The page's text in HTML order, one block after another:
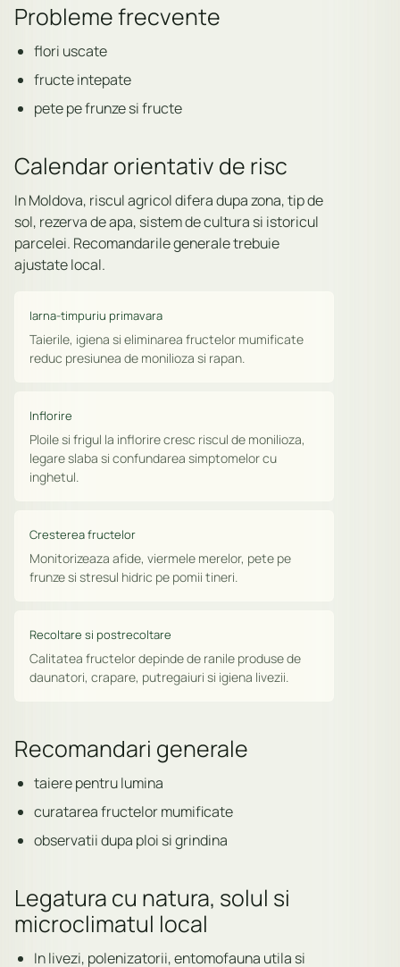
Probleme frecvente
flori uscate
fructe intepate
pete pe frunze si fructe
Calendar orientativ de risc
In Moldova, riscul agricol difera dupa zona, tip de
sol, rezerva de apa, sistem de cultura si istoricul
parcelei. Recomandarile generale trebuie
ajustate local.
Iarna-timpuriu primavara
Taierile, igiena si eliminarea fructelor mumificate
reduc presiunea de monilioza si rapan.
Inflorire
Ploile si frigul la inflorire cresc riscul de monilioza,
legare slaba si confundarea simptomelor cu
inghetul.
Cresterea fructelor
Monitorizeaza afide, viermele merelor, pete pe
frunze si stresul hidric pe pomii tineri.
Recoltare si postrecoltare
Calitatea fructelor depinde de ranile produse de
daunatori, crapare, putregaiuri si igiena livezii.
Recomandari generale
taiere pentru lumina
curatarea fructelor mumificate
observatii dupa ploi si grindina
Legatura cu natura, solul si
microclimatul local
In livezi, polenizatorii, entomofauna utila si